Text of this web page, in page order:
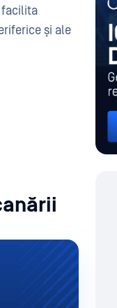
facilita
și ale